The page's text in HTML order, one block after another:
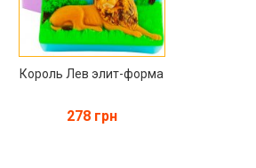
Король Лев элит-форма
278 грн